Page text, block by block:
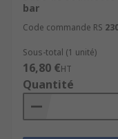
bar
Code commande RS
Sous-total (1 unité)
16,80 €HT
Quantité